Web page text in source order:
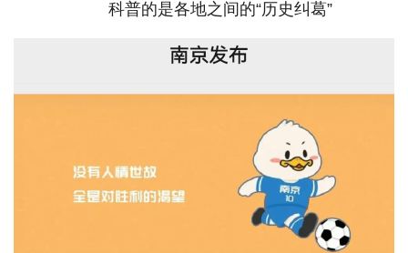
科普的是各地之间的“历史纠葛”